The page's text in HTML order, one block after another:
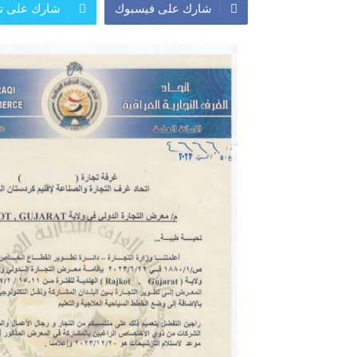
معرض
اعلان
النشرة الشهرية لاسعار
افتتاح مؤسسة الروشن
شارك على فيسبوك شارك على